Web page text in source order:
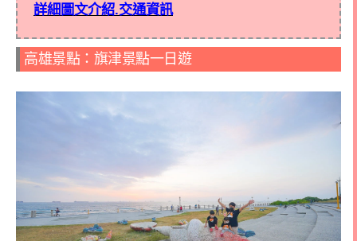
詳細圖文介紹.交通資訊
高雄景點：旗津景點一日遊